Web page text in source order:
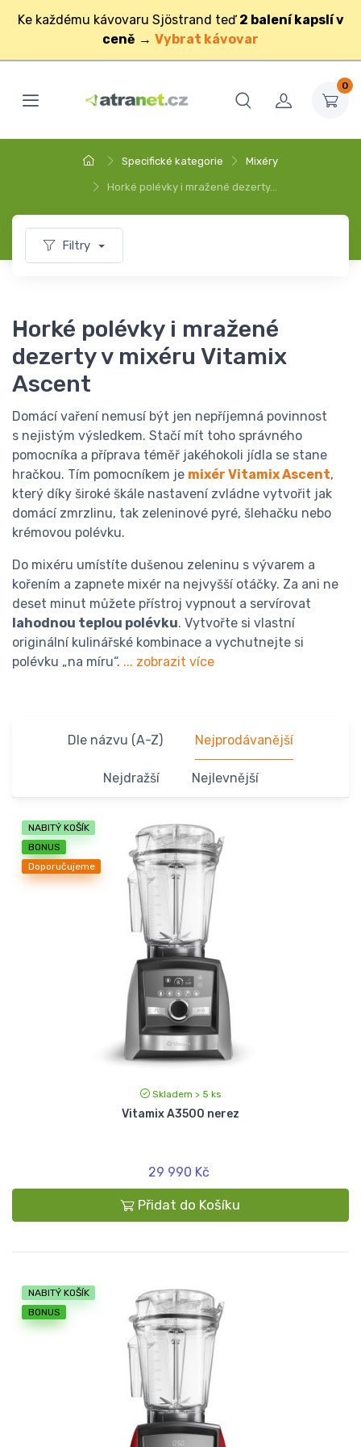
Ke každému kávovaru Sjöstrand teď 2 balení kapslí v
ceně → Vybrat kávovar
0
Specifické kategorie Mixéry
Horké polévky i mražené dezerty…
Filtry
Horké polévky i mražené
dezerty v mixéru Vitamix
Ascent
Domácí vaření nemusí být jen nepříjemná povinnost
s nejistým výsledkem. Stačí mít toho správného
pomocníka a příprava téměř jakéhokoli jídla se stane
hračkou. Tím pomocníkem je mixér Vitamix Ascent,
který díky široké škále nastavení zvládne vytvořit jak
domácí zmrzlinu, tak zeleninové pyré, šlehačku nebo
krémovou polévku.
Do mixéru umístíte dušenou zeleninu s vývarem a
kořením a zapnete mixér na nejvyšší otáčky. Za ani ne
deset minut můžete přístroj vypnout a servírovat
lahodnou teplou polévku. Vytvořte si vlastní
originální kulinářské kombinace a vychutnejte si
polévku „na míru“. ... zobrazit více
Dle názvu (A-Z) Nejprodávanější
Nejdražší Nejlevnější
NABITÝ KOŠÍK
BONUS
Doporučujeme
Skladem > 5 ks
Vitamix A3500 nerez
29 990 Kč
Přidat do Košíku
NABITÝ KOŠÍK
BONUS